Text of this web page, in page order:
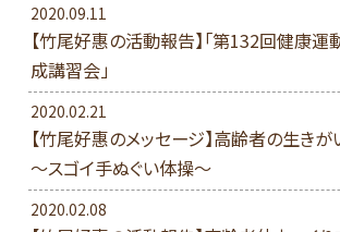
2020.09.11
【竹尾好惠の活動報告】「第132回健康
成講習会」
2020.02.21
【竹尾好惠のメッセージ】高齢者の生きが
～スゴイ手ぬぐい体操～
2020.02.08